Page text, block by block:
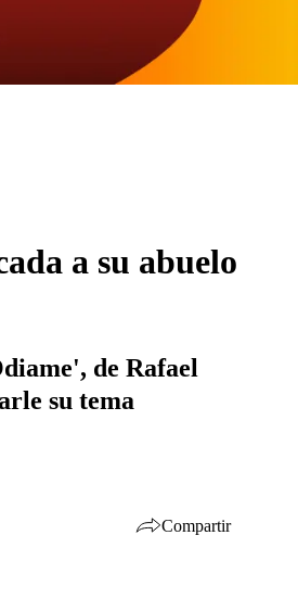
a su abuelo
de Rafael
su tema
Compartir